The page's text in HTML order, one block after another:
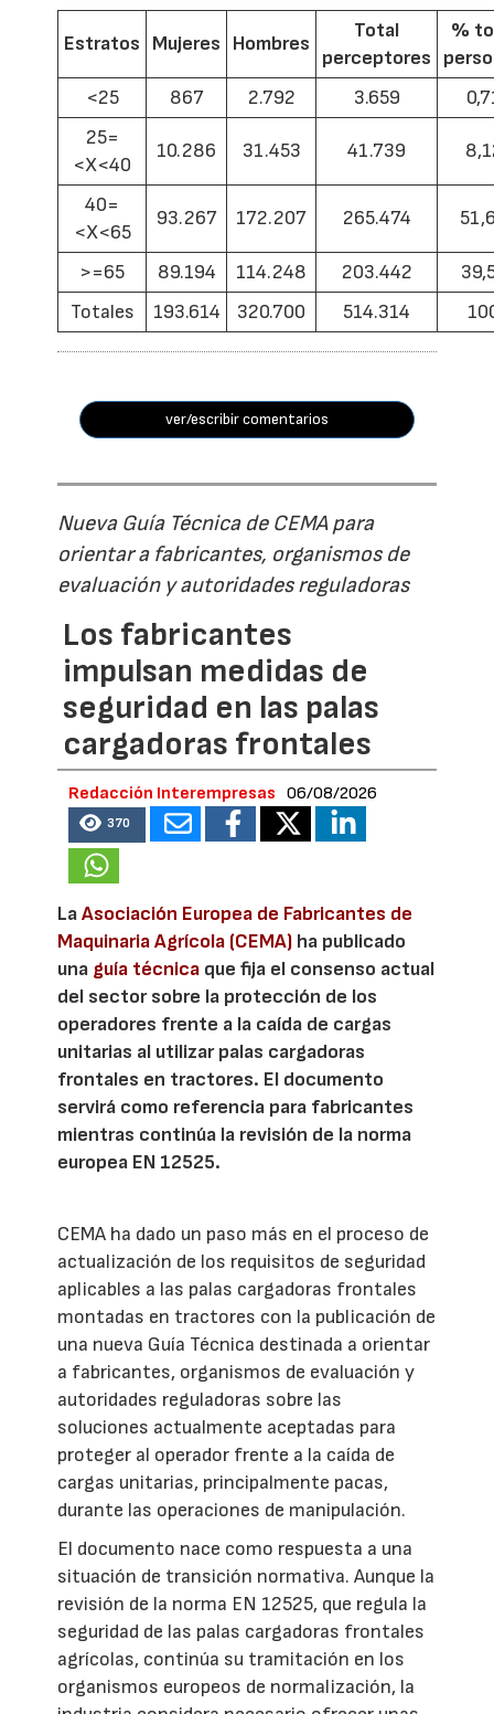
Estratos Mujeres Hombres
Total
perceptores
%
<25
867 2.792 3.659
25=
<X<40
10.286 31.453 41.739
40=
<X<65
93.267 172.207 265.474
>=65 89.194 114.248 203.442
Totales
193.614 320.700 514.314
ver/escribir comentarios
Nueva Guía Técnica de CEMA para
orientar a fabricantes, organismos de
evaluación y autoridades reguladoras
Los fabricantes
impulsan medidas de
seguridad en las palas
cargadoras frontales
Redacción Interempresas 06/08/2026
370
LaAsociación Europea de Fabricantes de
Maquinaria Agrícola (CEMA) ha publicado
una guía técnica que fija el consenso actual
del sector sobre la protección de los
operadores frente a la caída de cargas
unitarias al utilizar palas cargadoras
frontales en tractores. El documento
servirá como referencia para fabricantes
mientras continúa la revisión de la norma
europea EN 12525.
CEMA ha dado un paso más en el proceso de
actualización de los requisitos de seguridad
aplicables a las palas cargadoras frontales
montadas en tractores con la publicación de
una nueva Guía Técnica destinada a orientar
a fabricantes, organismos de evaluación y
autoridades reguladoras sobre las
soluciones actualmente aceptadas para
proteger al operador frente a la caída de
cargas unitarias, principalmente pacas,
durante las operaciones de manipulación.
El documento nace como respuesta a una
situación de transición normativa. Aunque la
revisión de la norma EN 12525, que regula la
seguridad de las palas cargadoras frontales
agrícolas, continúa su tramitación en los
organismos europeos de normalización, la